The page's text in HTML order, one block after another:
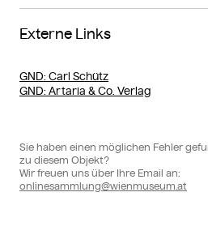
Externe Links
GND: Carl Schütz
GND: Artaria & Co. Verlag
Sie haben einen möglichen Fehler
zu diesem Objekt?
Wir freuen uns über Ihre Email an:
onlinesammlung@wienmuseum.at